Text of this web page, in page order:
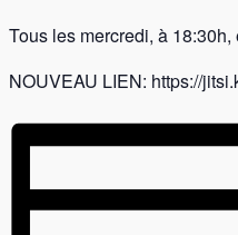
Tous les mercredi, à
NOUVEAU LIEN: https://